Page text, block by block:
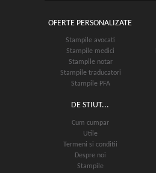
OFERTE PERSONALIZATE
Stampile avocati
Stampile medici
Stampile notar
Stampile traducatori
Stampile PFA
DE STIUT...
Cum cumpar
Utile
Termeni si conditii
Despre noi
Stampile